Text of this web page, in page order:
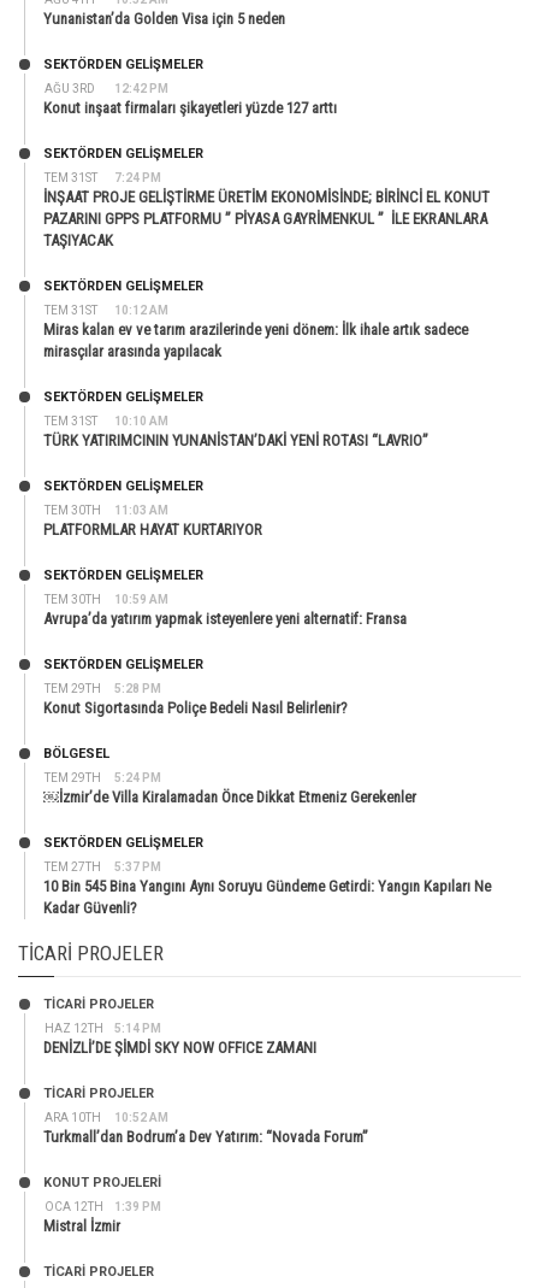
Yunanistan’da Golden Visa için 5 neden
AĞU 3RD 12:42 PM
SEKTÖRDEN GELIŞMELER
Konut inşaat firmaları şikayetleri yüzde 127 arttı
TEM 31ST 7:24 PM
SEKTÖRDEN GELIŞMELER
İNŞAAT PROJE GELİŞTİRME ÜRETİM EKONOMİSİNDE; BİRİNCİ EL KONUT
PAZARINI GPPS PLATFORMU ” PİYASA GAYRİMENKUL ” İLE EKRANLARA
TAŞIYACAK
TEM 31ST 10:12 AM
SEKTÖRDEN GELIŞMELER
Miras kalan ev ve tarım arazilerinde yeni dönem: İlk ihale artık sadece
mirasçılar arasında yapılacak
TEM 31ST 10:10 AM
SEKTÖRDEN GELIŞMELER
TÜRK YATIRIMCININ YUNANİSTAN’DAKİ YENİ ROTASI “LAVRIO”
TEM 30TH 11:03 AM
SEKTÖRDEN GELIŞMELER
PLATFORMLAR HAYAT KURTARIYOR
TEM 30TH 10:59 AM
SEKTÖRDEN GELIŞMELER
Avrupa’da yatırım yapmak isteyenlere yeni alternatif: Fransa
TEM 29TH 5:28 PM
SEKTÖRDEN GELIŞMELER
Konut Sigortasında Poliçe Bedeli Nasıl Belirlenir?
TEM 29TH 5:24 PM
BÖLGESEL
￼İzmir’de Villa Kiralamadan Önce Dikkat Etmeniz Gerekenler
TEM 27TH 5:37 PM
SEKTÖRDEN GELIŞMELER
10 Bin 545 Bina Yangını Aynı Soruyu Gündeme Getirdi: Yangın Kapıları Ne
Kadar Güvenli?
TICARI PROJELER
HAZ 12TH 5:14 PM
TİCARİ PROJELER
DENİZLİ’DE ŞİMDİ SKY NOW OFFICE ZAMANI
ARA 10TH 10:52 AM
TİCARİ PROJELER
Turkmall’dan Bodrum’a Dev Yatırım: “Novada Forum”
OCA 12TH 1:39 PM
KONUT PROJELERI
Mistral İzmir
TİCARİ PROJELER